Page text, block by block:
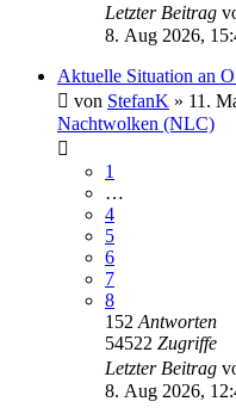
Letzter Beitrag
8. Aug 2026,
Aktuelle Situation an
von StefanK » 11.
Nachtwolken (NLC)
1
…
4
5
6
7
8
152 Antworten
54522 Zugriffe
Letzter Beitrag
8. Aug 2026,